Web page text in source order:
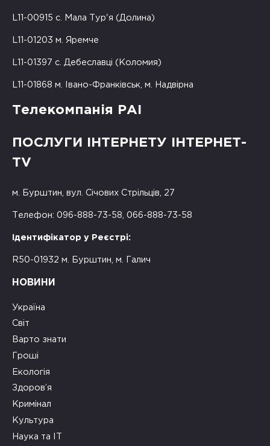
L11-00915 с. Мала Тур'я (Долина)
L11-01203 м. Яремче
L11-01397 с. Дебеславці (Коломия)
L11-01868 м. Івано-Франківськ, м. Надвірна
Телекомпанія РАІ
ПОСЛУГИ ІНТЕРНЕТУ ІНТЕРНЕТ-
TV
м. Бурштин, вул. Січових Стрільців, 27
Телефон: 096-888-73-58, 066-888-73-58
Ідентифікатор у Реєстрі:
R50-01932 м. Бурштин, м. Галич
НОВИНИ
Україна
Світ
Варто знати
Гроші
Екологія
Здоров’я
Кримінал
Культура
Наука та ІТ